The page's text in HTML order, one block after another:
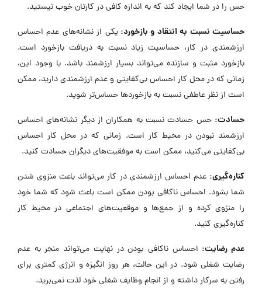
حس را در شما ایجاد کند که به اندازه کافی در کارتان خوب نیستید.
حساسیت نسبت به انتقاد و بازخورد:یکی از نشانه‌های عدم احساس
ارزشمندی در کار، حساسیت زیاد نسبت به دریافت بازخورد است.
بازخورد مثبت و سازنده می‌تواند بسیار ارزشمند باشد. با وجود این،
زمانی که در محل کار احساس بی‌کفایتی و عدم ارزشمندی دارید، ممکن
است از نظر عاطفی نسبت به بازخوردها حساس‌تر شوید.
حسادت: حس حسادت نسبت به همکاران از دیگر نشانه‌های احساس
ارزشمند نبودن در محیط کار است. زمانی که در محل کار احساس
بی‌کفایتی می‌کنید، ممکن است به موفقیت‌های دیگران حسادت کنید.
کناره‌گیری: عدم احساس ارزشمندی در کار می‌تواند باعث منزوی شدن
شما بشود. احساس ناکافی بودن ممکن است باعث شود که شما خود
را منزوی کرده و از جمع‌ها و موقعیت‌های اجتماعی در محیط کار
کناره‌گیری کنید.
عدم رضایت: احساس ناکافی بودن در نهایت می‌تواند منجر به عدم
رضایت شغلی شود. در این حالت، هر روز انگیزه و انرژی کمتری برای
رفتن به سرکار داشته و از انجام وظایف شغلی خود لذت نمی‌برید.